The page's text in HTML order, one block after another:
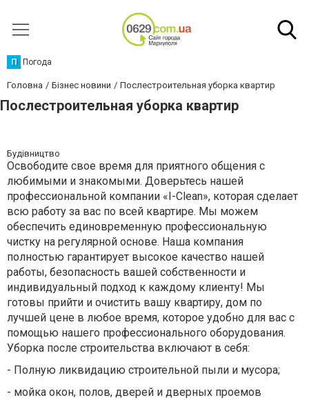
П Погода
Головна Бізнес новини Послестроительная уборка квартир
Послестроительная уборка квартир
Будівництво
Освободите свое время для приятного общения с
любимыми и знакомыми. Доверьтесь нашей
профессиональной компании «I-Clean», которая сделает
всю работу за вас по всей квартире. Мы можем
обеспечить единовременную профессиональную
чистку на регулярной основе. Наша компания
полностью гарантирует высокое качество нашей
работы, безопасность вашей собственности и
индивидуальный подход к каждому клиенту! Мы
готовы прийти и очистить вашу квартиру, дом по
лучшей цене в любое время, которое удобно для вас с
помощью нашего профессионального оборудования.
Уборка после строительства включают в себя:
- Полную ликвидацию строительной пыли и мусора;
- мойка окон, полов, дверей и дверных проемов